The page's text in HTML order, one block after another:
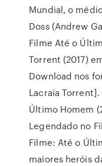
Mundial, o
Doss (Andrew
Filme Até o
Torrent (2017)
Download nos
Lacraia Torrent].
Último Homem
Legendado no
Filme: Até o
maiores heróis